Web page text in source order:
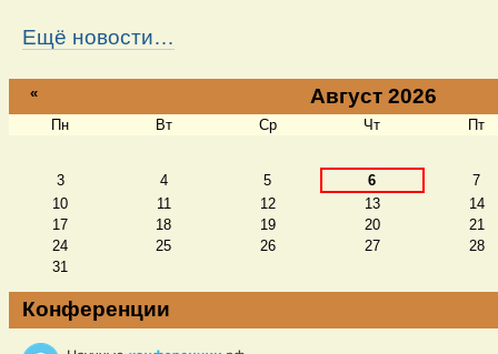
Ещё новости…
« Август 2026
Пн Вт Ср Чт Пт
3 4 5 6
7
10
11 12 13
14
17
18 19 20
21
24
25 26 27
28
31
Конференции